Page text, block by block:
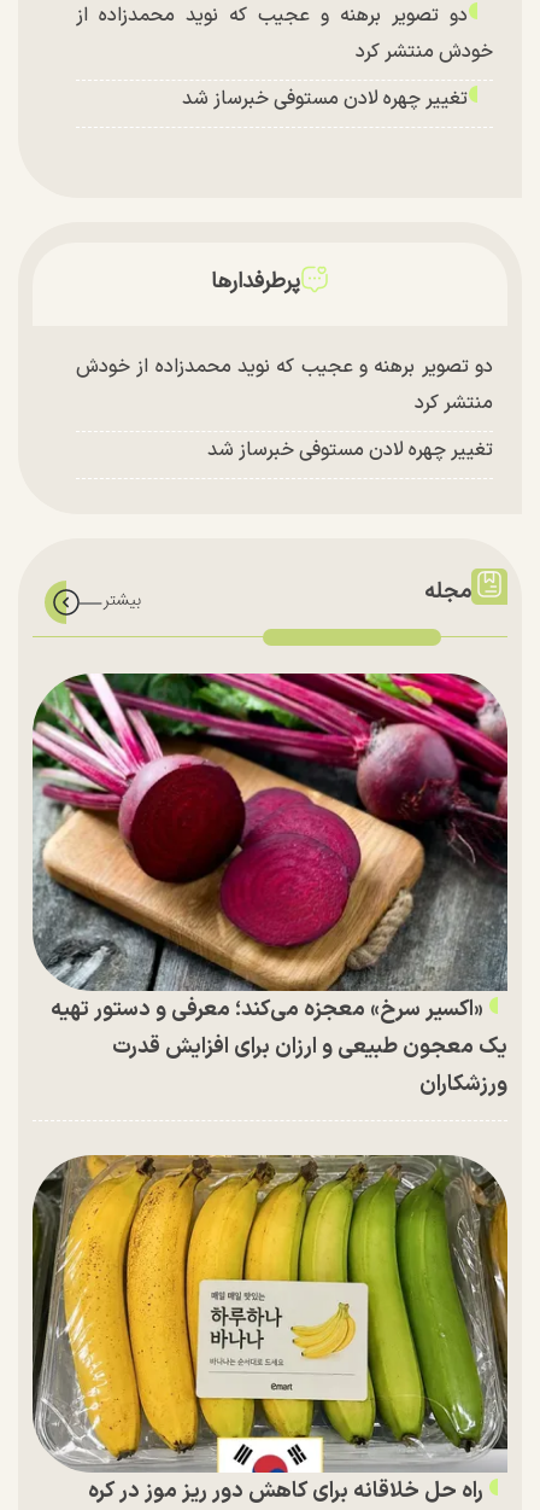
دو تصویر برهنه و عجیب که نوید محمدزاده از
خودش منتشر کرد
تغییر چهره لادن مستوفی خبرساز شد
پرطرفدارها
دو تصویر برهنه و عجیب که نوید محمدزاده از خودش
منتشر کرد
تغییر چهره لادن مستوفی خبرساز شد
مجله
«اکسیر سرخ» معجزه می‌کند؛ معرفی و دستور تهیه
یک معجون طبیعی و ارزان برای افزایش قدرت
ورزشکاران
راه حل خلاقانه برای کاهش دور ریز موز در کره